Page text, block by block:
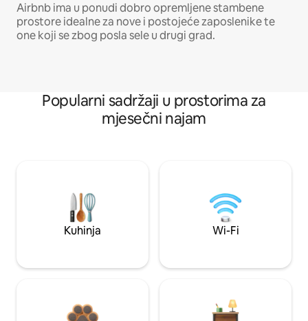
Airbnb ima u ponudi dobro opremljene stambene
prostore idealne za nove i postojeće zaposlenike te
one koji se zbog posla sele u drugi grad.
Popularni sadržaji u prostorima za
mjesečni najam
Kuhinja Wi-Fi